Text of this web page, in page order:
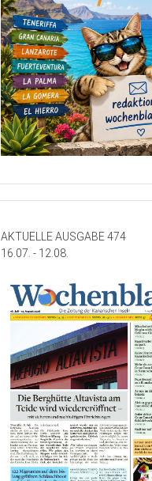
AKTUELLE AUSGABE 474
16.07. - 12.08.